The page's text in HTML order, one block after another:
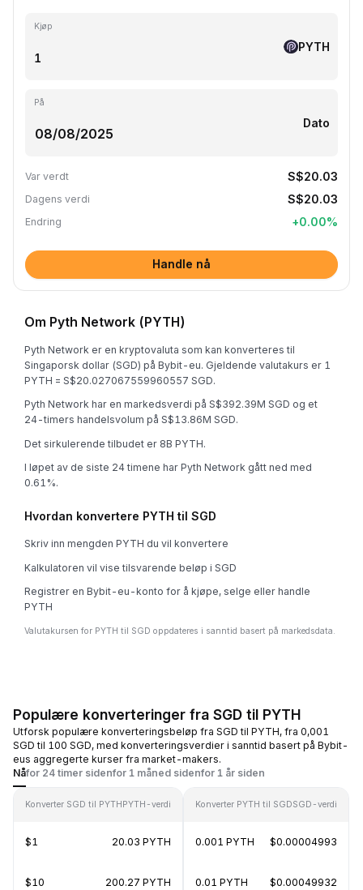
Kjøp
PYTH
På
Dato
Var verdt S$20.03
Dagens verdi S$20.03
Endring +0.00%
Handle nå
Om Pyth Network (PYTH)
Pyth Network er en kryptovaluta som kan konverteres til
Singaporsk dollar (SGD) på Bybit-eu. Gjeldende valutakurs er 1
PYTH = S$20.027067559960557 SGD.
Pyth Network har en markedsverdi på S$392.39M SGD og et
24-timers handelsvolum på S$13.86M SGD.
Det sirkulerende tilbudet er 8B PYTH.
I løpet av de siste 24 timene har Pyth Network gått ned med
0.61%.
Hvordan konvertere PYTH til SGD
Skriv inn mengden PYTH du vil konvertere
Kalkulatoren vil vise tilsvarende beløp i SGD
Registrer en Bybit-eu-konto for å kjøpe, selge eller handle
PYTH
Valutakursen for PYTH til SGD oppdateres i sanntid basert på markedsdata.
Populære konverteringer fra SGD til PYTH
Utforsk populære konverteringsbeløp fra SGD til PYTH, fra 0,001
SGD til 100 SGD, med konverteringsverdier i sanntid basert på Bybit-
eus aggregerte kurser fra market-makers.
Nåfor 24 timer sidenfor 1 måned sidenfor 1 år siden
Konverter SGD til PYTHPYTH-verdi
$1 20.03 PYTH
$10 200.27 PYTH
Konverter PYTH til SGDSGD-verdi
0.001 PYTH $0.00004993
0.01 PYTH $0.00049932